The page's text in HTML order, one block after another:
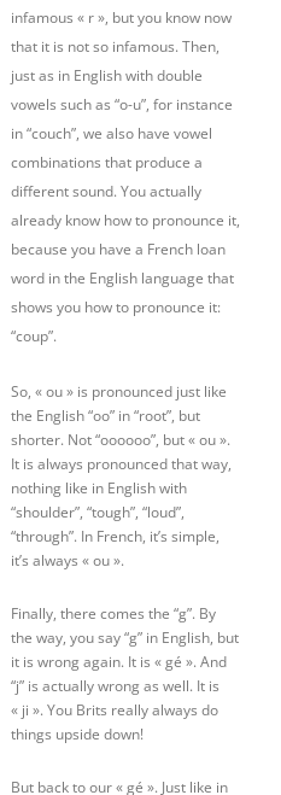
infamous « r », but you know now
that it is not so infamous. Then,
just as in English with double
vowels such as “o-u”, for instance
in “couch”, we also have vowel
combinations that produce a
different sound. You actually
already know how to pronounce it,
because you have a French loan
word in the English language that
shows you how to pronounce it:
“coup”.
So, « ou » is pronounced just like
the English “oo” in “root”, but
shorter. Not “oooooo”, but « ou ».
It is always pronounced that way,
nothing like in English with
“shoulder”, “tough”, “loud”,
“through”. In French, it’s simple,
it’s always « ou ».
Finally, there comes the “g”. By
the way, you say “g” in English, but
it is wrong again. It is « gé ». And
“j” is actually wrong as well. It is
« ji ». You Brits really always do
things upside down!
But back to our « gé ». Just like in